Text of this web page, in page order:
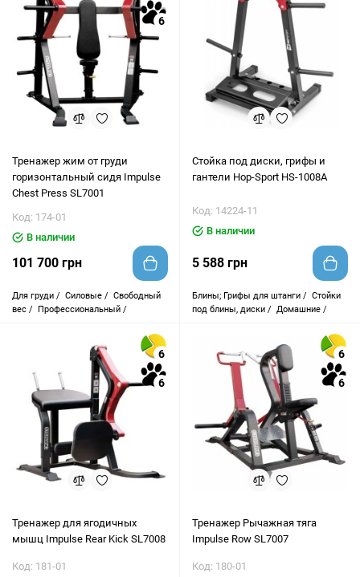
6
Тренажер жим от груди
горизонтальный сидя Impulse
Chest Press SL7001
Код: 174-01
В наличии
101 700 грн
Для груди / Силовые / Свободный
вес /
Профессиональный /
Cтойка под диски, грифы и
гантели Hop-Sport HS-1008A
Код: 14224-11
В наличии
5 588 грн
Блины; Грифы для штанги / Стойки
под блины, диски / Домашние /
6
6
Тренажер для ягодичных
мышц Impulse Rear Kick SL7008
Код: 181-01
6
6
Тренажер Рычажная тяга
Impulse Row SL7007
Код: 180-01